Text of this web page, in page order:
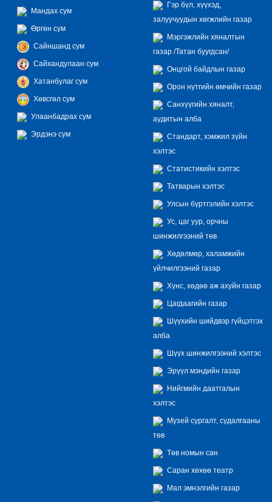
Мандах сум
Өргөн сум
Сайншанд сум
Сайхандулаан сум
Хатанбулаг сум
Хөвсгөл сум
Улаанбадрах сум
Эрдэнэ сум
Гэр бүл, хүүхэд,
залуучуудын хөгжлийн газар
Мэргэжлийн хяналтын
газар /Татан буугдсан/
Онцгой байдлын газар
Орон нутгийн өмчийн газар
Санхүүгийн хяналт,
аудитын алба
Стандарт, хэмжил зүйн
хэлтэс
Статистикийн хэлтэс
Татварын хэлтэс
Улсын бүртгэлийн хэлтэс
Ус, цаг уур, орчны
шинжилгээний төв
Хөдөлмөр, халамжийн
үйлчилгээний газар
Хүнс, хөдөө аж ахуйн газар
Цагдаагийн газар
Шүүхийн шийдвэр гүйцэтгэх
алба
Шүүх шинжилгээний хэлтэс
Эрүүл мэндийн газар
Нийгмийн даатгалын
хэлтэс
Музей сургалт, судалгааны
төв
Төв номын сан
Саран хөхөө театр
Мал эмнэлгийн газар